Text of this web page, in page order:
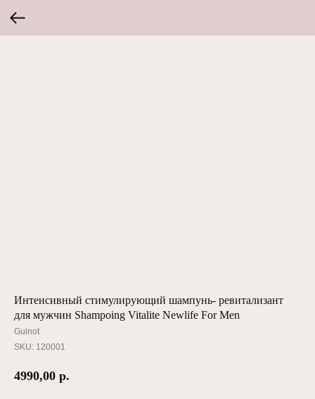
Интенсивный стимулирующий шампунь- ревитализант
для мужчин Shampoing Vitalite Newlife For Men
Guinot
SKU: 120001
4990,00 р.